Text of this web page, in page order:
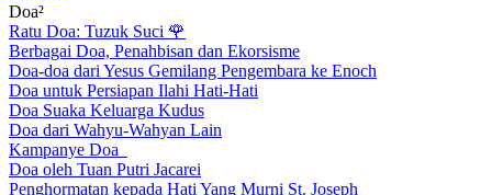
Doa²
Ratu Doa: Tuzuk Suci 🌹
Berbagai Doa, Penahbisan dan Ekorsisme
Doa-doa dari Yesus Gemilang Pengembara ke Enoch
Doa untuk Persiapan Ilahi Hati-Hati
Doa Suaka Keluarga Kudus
Doa dari Wahyu-Wahyan Lain
Kampanye Doa
Doa oleh Tuan Putri Jacarei
Penghormatan kepada Hati Yang Murni St. Joseph